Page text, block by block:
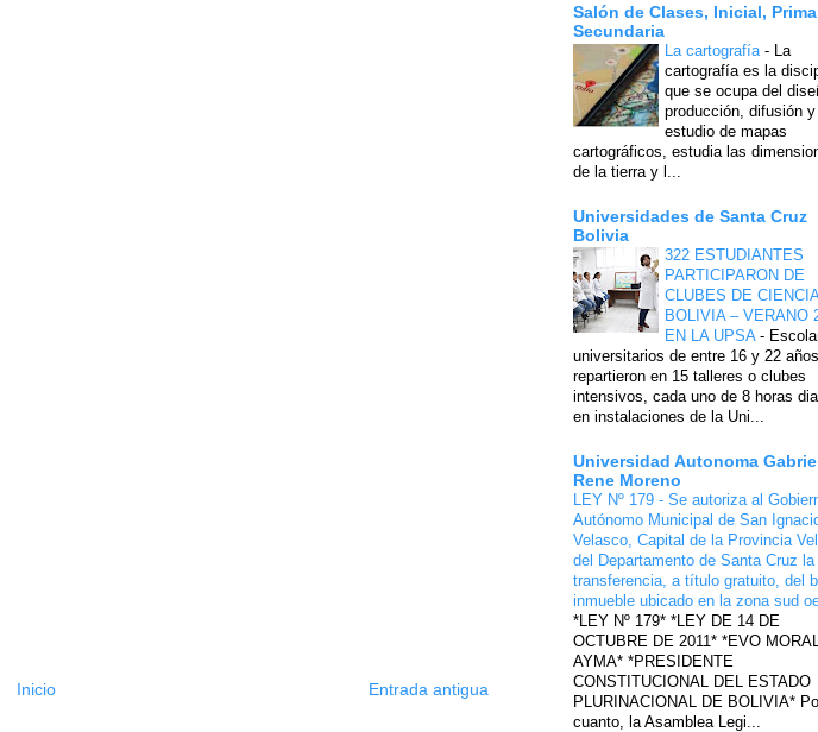
Entrada antigua
Inicio
Salón de Clases, Inicial,
Secundaria
La cartografía -
La
cartografía es la
que se ocupa del
producción, difusión y
estudio de mapas
cartográficos, estudia las
de la tierra y l...
Universidades de Santa Cruz
Bolivia
322 ESTUDIANTES
PARTICIPARON DE
CLUBES DE CIENCIA
BOLIVIA – VERANO
EN LA UPSA -
universitarios de entre 16 y 22
repartieron en 15 talleres o clubes
intensivos, cada uno de 8 horas
en instalaciones de la Uni...
Universidad Autonoma
Rene Moreno
LEY Nº 179 - Se autoriza al
Autónomo Municipal de San
Velasco, Capital de la Provincia
del Departamento de Santa Cruz la
transferencia, a título gratuito, del
inmueble ubicado en la zona sud
*LEY Nº 179* *LEY DE 14 DE
OCTUBRE DE 2011* *EVO
AYMA* *PRESIDENTE
CONSTITUCIONAL DEL ESTADO
PLURINACIONAL DE BOLIVIA*
cuanto, la Asamblea Legi...